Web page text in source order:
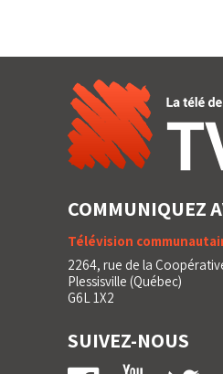
COMMUNIQUEZ
Télévision
2264, rue de la
Plessisville (Québec)
G6L 1X2
SUIVEZ-NOUS